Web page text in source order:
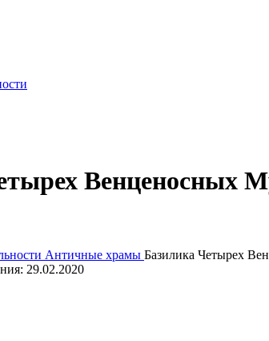
Венценосных
Античные храмы Базилика Четырех
29.02.2020